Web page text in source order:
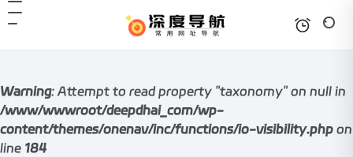
Warning: Attempt to read property "taxonomy" on null in
/www/wwwroot/deepdhai_com/wp-
content/themes/onenav/inc/functions/io-visibility.php on
line 184